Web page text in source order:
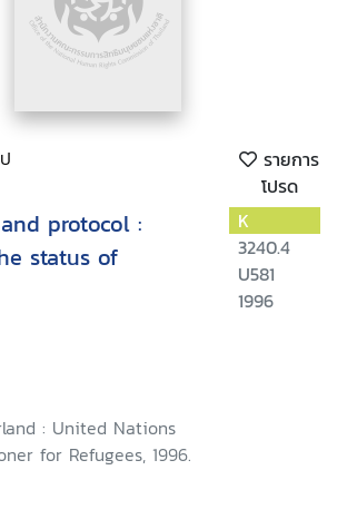
รายการ
โปรด
protocol :
status of
: United Nations
for Refugees, 1996.
K
3240.4
U581
1996